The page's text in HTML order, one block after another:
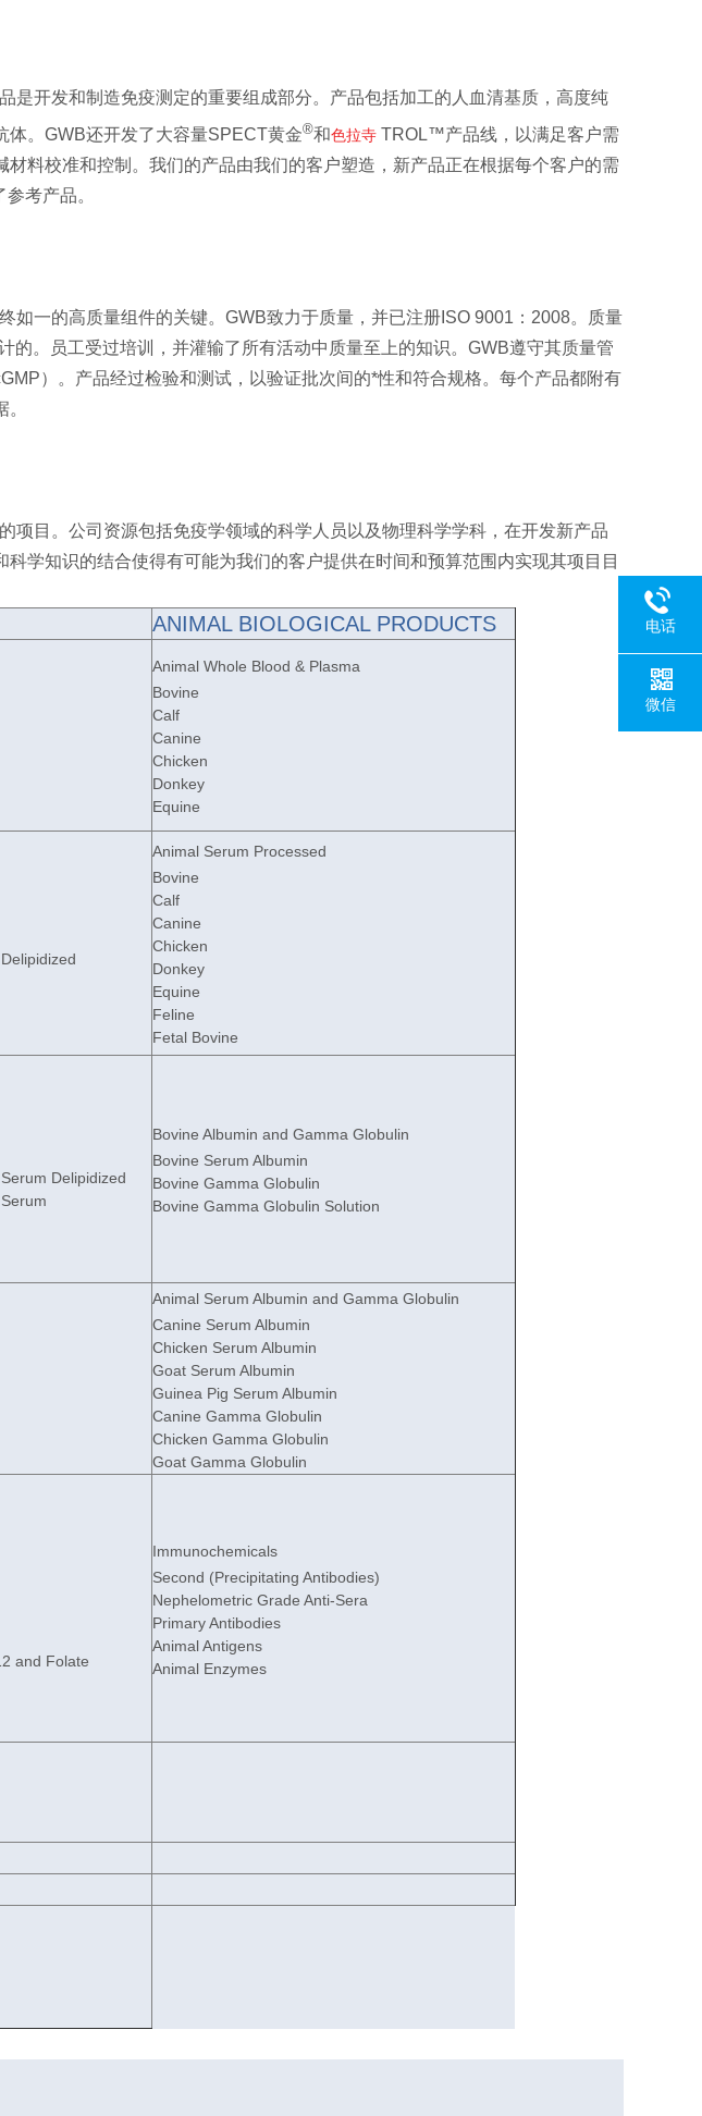
是开发和制造免疫测定的重要组成部分。产品包括加工的人血清基质，高度纯
体。GWB还开发了大容量SPECT黄金®和色拉寺 TROL™产品线，以满足客户需
料校准和控制。我们的产品由我们的客户塑造，新产品正在根据每个客户的需
考产品。
如一的高质量组件的关键。GWB致力于质量，并已注册ISO 9001：2008。质量
的。员工受过培训，并灌输了所有活动中质量至上的知识。GWB遵守其质量管
）。产品经过检验和测试，以验证批次间的*性和符合规格。每个产品都附有
。
项目。公司资源包括免疫学领域的科学人员以及物理科学学科，在开发新产品
学知识的结合使得有可能为我们的客户提供在时间和预算范围内实现其项目目
ANIMAL BIOLOGICAL PRODUCTS
Animal Whole Blood & Plasma
Bovine
Calf
Canine
Chicken
Donkey
Equine
Animal Serum Processed
Bovine
Calf
Canine
Chicken
Donkey
Equine
Feline
Fetal Bovine
Delipidized
Bovine Albumin and Gamma Globulin
Bovine Serum Albumin
Bovine Gamma Globulin
Bovine Gamma Globulin Solution
Animal Serum Albumin and Gamma Globulin
Canine Serum Albumin
Chicken Serum Albumin
Goat Serum Albumin
Guinea Pig Serum Albumin
Canine Gamma Globulin
Chicken Gamma Globulin
Goat Gamma Globulin
and Folate
Immunochemicals
Second (Precipitating Antibodies)
Nephelometric Grade Anti-Sera
Primary Antibodies
Animal Antigens
Animal Enzymes
电话
微信